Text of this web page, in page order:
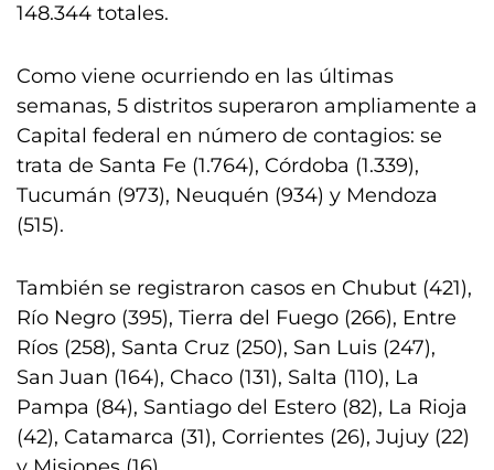
148.344 totales.
Como viene ocurriendo en las últimas
semanas, 5 distritos superaron ampliamente a
Capital federal en número de contagios: se
trata de Santa Fe (1.764), Córdoba (1.339),
Tucumán (973), Neuquén (934) y Mendoza
(515).
También se registraron casos en Chubut (421),
Río Negro (395), Tierra del Fuego (266), Entre
Ríos (258), Santa Cruz (250), San Luis (247),
San Juan (164), Chaco (131), Salta (110), La
Pampa (84), Santiago del Estero (82), La Rioja
(42), Catamarca (31), Corrientes (26), Jujuy (22)